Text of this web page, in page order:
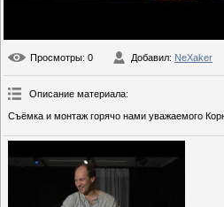
Просмотры: 0 Добавил: NeXaker
Описание материала:
Съёмка и монтаж горячо нами уважаемого